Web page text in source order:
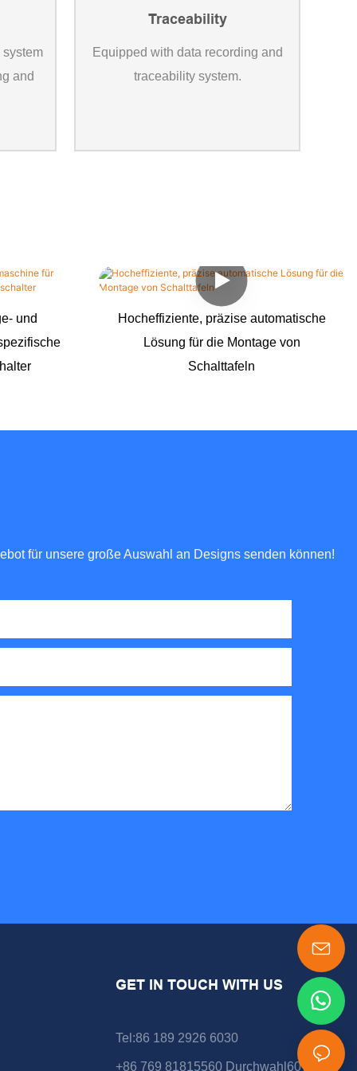
system
and
Traceability
Equipped with data recording and
traceability system.
und
Hocheffiziente, präzise automatische
Lösung für die Montage von
Schalttafeln
für unsere große Auswahl an Designs senden können!
GET IN TOUCH WITH US
Tel:86 189 2926 6030
+86 769 81815560 Durchwahl607